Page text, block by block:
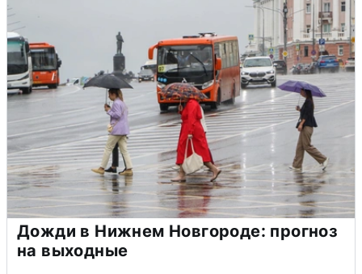
Дожди в Нижнем Новгороде: прогноз
на выходные